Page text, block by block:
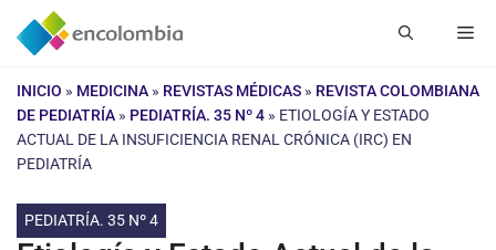
Saltar
INICIO » MEDICINA » REVISTAS MÉDICAS » REVISTA COLOMBIANA
DE PEDIATRÍA » PEDIATRÍA. 35 Nº 4 » ETIOLOGÍA Y ESTADO
ACTUAL DE LA INSUFICIENCIA RENAL CRÓNICA (IRC) EN
PEDIATRÍA
PEDIATRÍA. 35 Nº 4